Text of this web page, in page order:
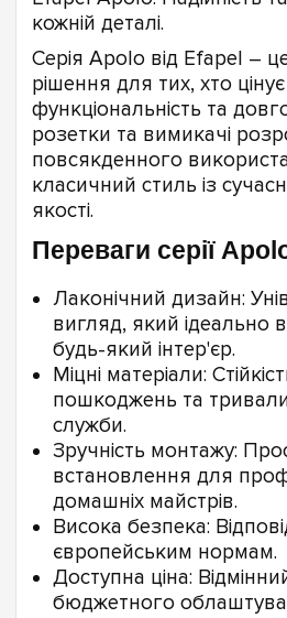
кожній деталі.
Серія Apolo від Efapel –
рішення для тих, хто
функціональність та
розетки та вимикачі
повсякденного
класичний стиль із
якості.
Переваги серії
Лаконічний дизайн:
вигляд, який ідеально
будь-який інтер'єр.
Міцні матеріали:
пошкоджень та
служби.
Зручність монтажу:
встановлення для
домашніх майстрів.
Висока безпека:
європейським нормам.
Доступна ціна:
бюджетного